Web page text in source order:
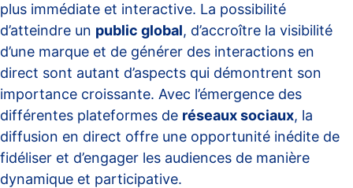
plus immédiate et interactive. La possibilité
d’atteindre un public global, d’accroître la visibilité
d’une marque et de générer des interactions en
direct sont autant d’aspects qui démontrent son
importance croissante. Avec l’émergence des
différentes plateformes de réseaux sociaux, la
diffusion en direct offre une opportunité inédite de
fidéliser et d’engager les audiences de manière
dynamique et participative.